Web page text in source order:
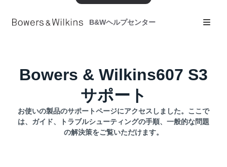
B&Wヘルプセンター
Bowers & Wilkins607 S3
サポート
お使いの製品のサポートページにアクセスしました。ここで
は、ガイド、トラブルシューティングの手順、一般的な問題
の解決策をご覧いただけます。